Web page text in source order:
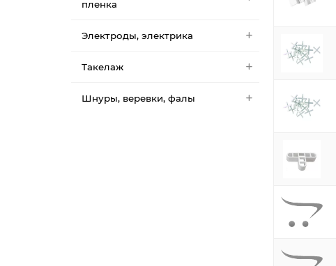
пленка
Электроды, электрика
Такелаж
Шнуры, веревки, фалы